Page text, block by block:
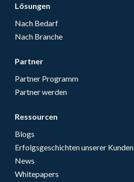
Lösungen
Nach Bedarf
Nach Branche
Partner
Partner Programm
Partner werden
Ressourcen
Blogs
Erfolgsgeschichten unserer Kunden
News
Whitepapers